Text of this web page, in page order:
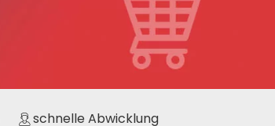
schnelle Abwicklung